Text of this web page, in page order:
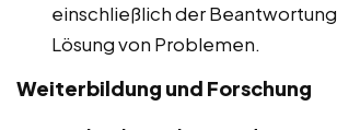
einschließlich der Beantwortung
Lösung von Problemen.
Weiterbildung und Forschung